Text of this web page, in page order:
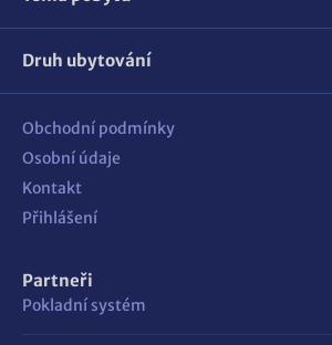
Druh ubytování
Obchodní podmínky
Osobní údaje
Kontakt
Přihlášení
Partneři
Pokladní systém